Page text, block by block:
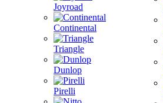
Joyroad
Continental
Triangle
Dunlop
Pirelli